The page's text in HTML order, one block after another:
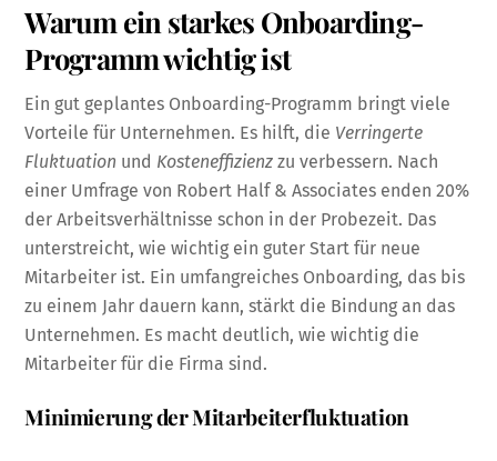
Warum ein starkes Onboarding-
Programm wichtig ist
Ein gut geplantes Onboarding-Programm bringt viele
Vorteile für Unternehmen. Es hilft, die Verringerte
Fluktuation und Kosteneffizienz zu verbessern. Nach
einer Umfrage von Robert Half & Associates enden 20%
der Arbeitsverhältnisse schon in der Probezeit. Das
unterstreicht, wie wichtig ein guter Start für neue
Mitarbeiter ist. Ein umfangreiches Onboarding, das bis
zu einem Jahr dauern kann, stärkt die Bindung an das
Unternehmen. Es macht deutlich, wie wichtig die
Mitarbeiter für die Firma sind.
Minimierung der Mitarbeiterfluktuation